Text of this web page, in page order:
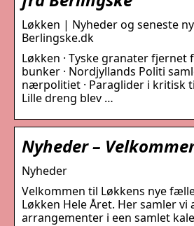
Løkken | Nyheder og seneste
Berlingske.dk
Løkken · Tyske granater fjernet
bunker · Nordjyllands Politi
nærpolitiet · Paraglider i kritisk
Lille dreng blev …
Nyheder –
Nyheder
Velkommen til Løkkens nye
Løkken Hele Året. Her samler
arrangementer i een samlet